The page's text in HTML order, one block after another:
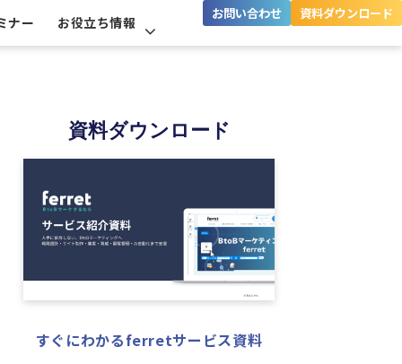
ナー お役立ち情報
お問い合わせ 資料ダウンロード
資料ダウンロード
すぐにわかるferretサービス資料